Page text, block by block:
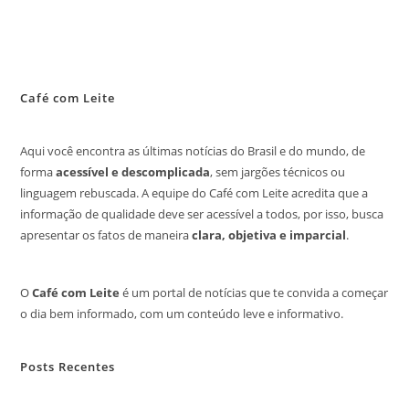
Café com Leite
Aqui você encontra as últimas notícias do Brasil e do mundo, de
formaacessível e descomplicada, sem jargões técnicos ou
linguagem rebuscada. A equipe do Café com Leite acredita que a
informação de qualidade deve ser acessível a todos, por isso, busca
apresentar os fatos de maneiraclara, objetiva e imparcial.
OCafé com Leite é um portal de notícias que te convida a começar
o dia bem informado, com um conteúdo leve e informativo.
Posts Recentes